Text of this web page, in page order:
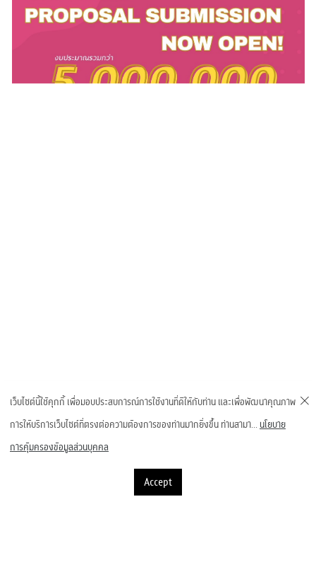
ประชาสัมพันธ์
ติดต่อเรา
เชิญชวนคณาจารย์และนักวิจัย CUVET ส่งโครงร่างงานวิจัย
เพื่อรับทุน CU & T-FIT FUNDING งบประมาณรวมกว่า 5,000,000 บาท!!!
ในหัวข้อ
📌Alternative Bedding for Broiler Farm
📌วิธีการตรวจการดื้อยาของบิดในไก่เนื้อ
📌Onsite rapid antigen test for NDV
เว็บไซต์นี้ใช้คุกกี้ เพื่อมอบประสบการณ์การใช้งานที่ดีให้กับท่าน และเพื่อพัฒนาคุณภาพ
การให้บริการเว็บไซต์ที่ตรงต่อความต้องการของท่านมากยิ่งขึ้น ท่านสามา... นโยบาย
การคุ้มครองข้อมูลส่วนบุคคล
Accept